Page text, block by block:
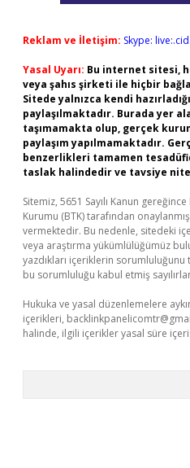
Reklam ve İletişim: Skype:
Yasal Uyarı: Bu internet sitesi,
veya şahıs şirketi ile hiçbir
Sitede yalnızca kendi
paylaşılmaktadır. Burada yer
taşımamakta olup, gerçek
paylaşım yapılmamaktadır.
benzerlikleri tamamen
taslak halindedir ve tavsiye
Sitemiz, 5651 Sayılı Kanun
Kurumu (BTK) tarafından
vermektedir. Bu nedenle, sitedeki
veya araştırma yükümlülüğümüz
yazdıkları içeriklerin
bu sorumluluğu kabul etmiş
Hukuka ve yasal düzenlemelere
içerikleri,
halinde, ilgili içerikler yasal süre